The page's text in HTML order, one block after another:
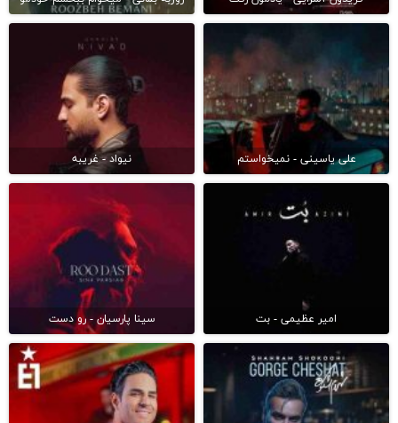
علی یاسینی - نمیخواستم نیواد - غریبه
امیر عظیمی - بت سینا پارسیان - رو دست